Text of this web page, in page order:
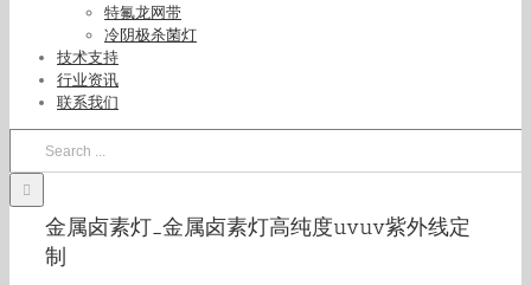
特氟龙网带
冷阴极杀菌灯
技术支持
行业资讯
联系我们
金属卤素灯_金属卤素灯高纯度uvuv紫外线定
制